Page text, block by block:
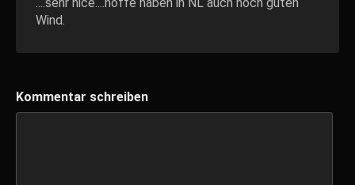
Wind.
Kommentar schreiben